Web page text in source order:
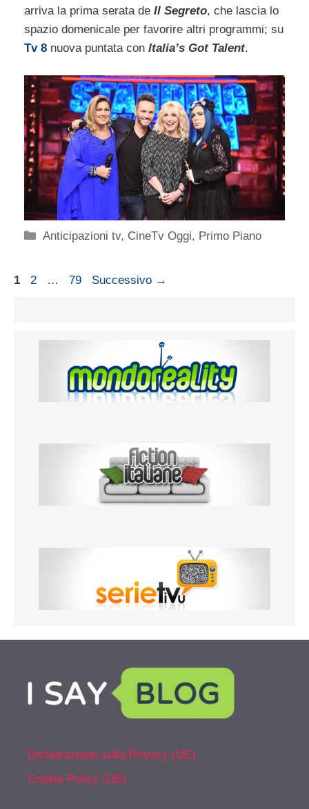
arriva la prima serata de Il Segreto, che lascia lo
spazio domenicale per favorire altri programmi; su
Tv 8 nuova puntata con Italia’s Got Talent.
Categorie
Anticipazioni tv, CineTv Oggi, Primo Piano
Pagina
1 Pagina
2 … Pagina
79 Successivo →
Dichiarazione sulla Privacy (UE)
Cookie Policy (UE)